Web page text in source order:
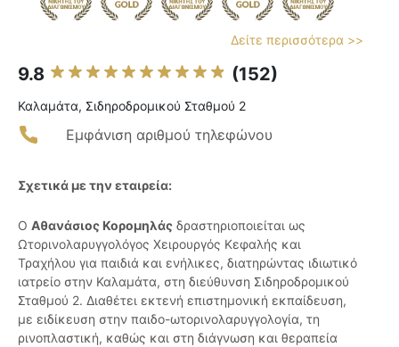
Δείτε περισσότερα >>
9.8 (152)
Καλαμάτα, Σιδηροδρομικού Σταθμού 2
Εμφάνιση αριθμού τηλεφώνου
Σχετικά με την εταιρεία:
Ο Αθανάσιος Κορομηλάς δραστηριοποιείται ως
Ωτορινολαρυγγολόγος Χειρουργός Κεφαλής και
Τραχήλου για παιδιά και ενήλικες, διατηρώντας ιδιωτικό
ιατρείο στην Καλαμάτα, στη διεύθυνση Σιδηροδρομικού
Σταθμού 2. Διαθέτει εκτενή επιστημονική εκπαίδευση,
με ειδίκευση στην παιδο-ωτορινολαρυγγολογία, τη
ρινοπλαστική, καθώς και στη διάγνωση και θεραπεία